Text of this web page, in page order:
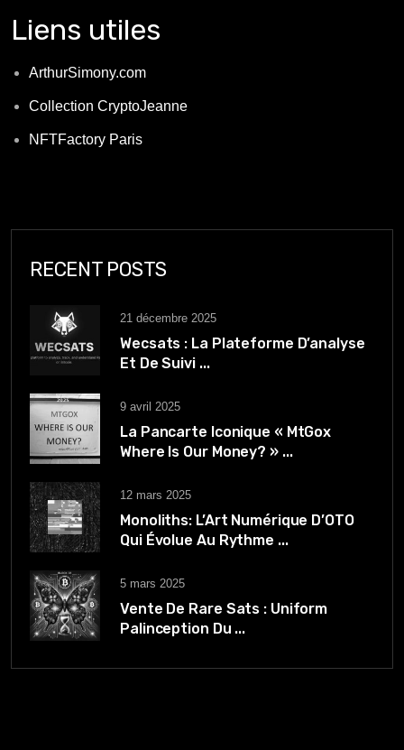
Liens utiles
ArthurSimony.com
Collection CryptoJeanne
NFTFactory Paris
RECENT POSTS
21 décembre 2025
Wecsats : La Plateforme D’analyse
Et De Suivi ...
9 avril 2025
La Pancarte Iconique « MtGox
Where Is Our Money? » ...
12 mars 2025
Monoliths: L’Art Numérique D’OTO
Qui Évolue Au Rythme ...
5 mars 2025
Vente De Rare Sats : Uniform
Palinception Du ...